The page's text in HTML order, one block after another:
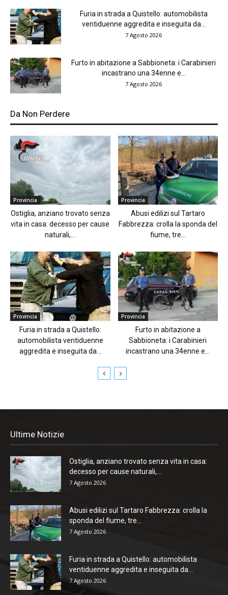
Furia in strada a Quistello: automobilista
ventiduenne aggredita e inseguita da...
7 Agosto 2026
Furto in abitazione a Sabbioneta: i Carabinieri
incastrano una 34enne e...
7 Agosto 2026
Da Non Perdere
Provincia
Ostiglia, anziano trovato senza
vita in casa: decesso per cause
naturali,...
Provincia
Abusi edilizi sul Tartaro
Fabbrezza: crolla la sponda del
fiume, tre...
Provincia
Furia in strada a Quistello:
automobilista ventiduenne
aggredita e inseguita da...
Provincia
Furto in abitazione a
Sabbioneta: i Carabinieri
incastrano una 34enne e...
Ultime Notizie
Ostiglia, anziano trovato senza vita in casa:
decesso per cause naturali,...
7 Agosto 2026
Abusi edilizi sul Tartaro Fabbrezza: crolla la
sponda del fiume, tre...
7 Agosto 2026
Furia in strada a Quistello: automobilista
ventiduenne aggredita e inseguita da...
7 Agosto 2026